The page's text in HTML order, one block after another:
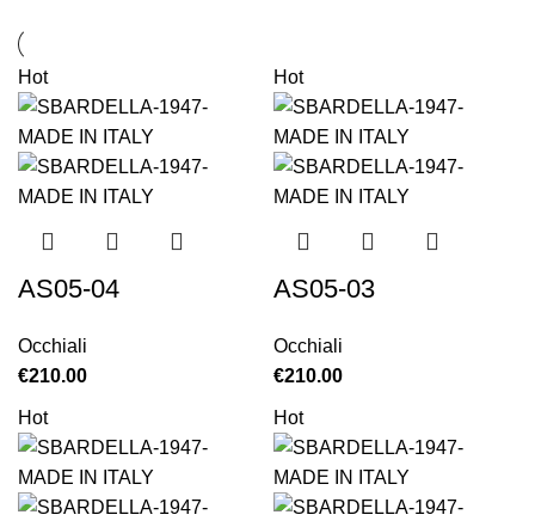
Hot
AS05-04
Occhiali
€210.00
Hot
AS05-03
Occhiali
€210.00
Hot Hot